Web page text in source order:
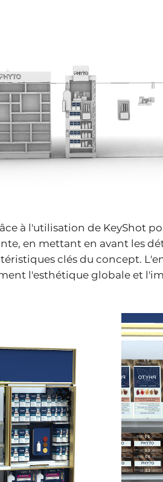
à l'utilisation de KeyShot
en mettant en avant les
clés du concept.
l'esthétique globale et